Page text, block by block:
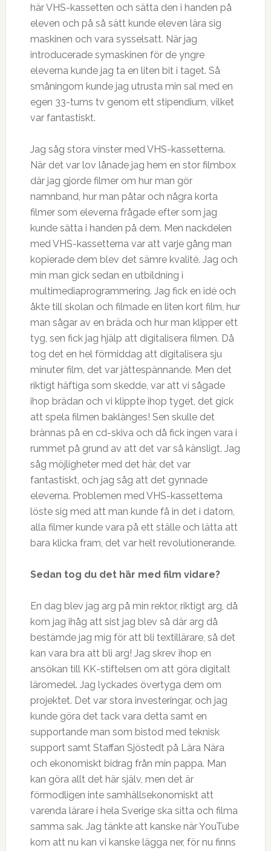
här VHS-kassetten och sätta den i handen på
eleven och på så sätt kunde eleven lära sig
maskinen och vara sysselsatt. När jag
introducerade symaskinen för de yngre
eleverna kunde jag ta en liten bit i taget. Så
småningom kunde jag utrusta min sal med en
egen 33-tums tv genom ett stipendium, vilket
var fantastiskt.
Jag såg stora vinster med VHS-kassetterna.
När det var lov lånade jag hem en stor filmbox
där jag gjorde filmer om hur man gör
namnband, hur man påtar och några korta
filmer som eleverna frågade efter som jag
kunde sätta i handen på dem. Men nackdelen
med VHS-kassetterna var att varje gång man
kopierade dem blev det sämre kvalité. Jag och
min man gick sedan en utbildning i
multimediaprogrammering. Jag fick en idé och
åkte till skolan och filmade en liten kort film, hur
man sågar av en bräda och hur man klipper ett
tyg, sen fick jag hjälp att digitalisera filmen. Då
tog det en hel förmiddag att digitalisera sju
minuter film, det var jättespännande. Men det
riktigt häftiga som skedde, var att vi sågade
ihop brädan och vi klippte ihop tyget, det gick
att spela filmen baklänges! Sen skulle det
brännas på en cd-skiva och då fick ingen vara i
rummet på grund av att det var så känsligt. Jag
såg möjligheter med det här, det var
fantastiskt, och jag såg att det gynnade
eleverna. Problemen med VHS-kassetterna
löste sig med att man kunde få in det i datorn,
alla filmer kunde vara på ett ställe och lätta att
bara klicka fram, det var helt revolutionerande.
Sedan tog du det här med film vidare?
En dag blev jag arg på min rektor, riktigt arg, då
kom jag ihåg att sist jag blev så där arg då
bestämde jag mig för att bli textillärare, så det
kan vara bra att bli arg! Jag skrev ihop en
ansökan till KK-stiftelsen om att göra digitalt
läromedel. Jag lyckades övertyga dem om
projektet. Det var stora investeringar, och jag
kunde göra det tack vara detta samt en
supportande man som bistod med teknisk
support samt Staffan Sjöstedt på Lära Nära
och ekonomiskt bidrag från min pappa. Man
kan göra allt det här själv, men det är
förmodligen inte samhällsekonomiskt att
varenda lärare i hela Sverige ska sitta och filma
samma sak. Jag tänkte att kanske när YouTube
kom att nu kan vi kanske lägga ner, för nu finns